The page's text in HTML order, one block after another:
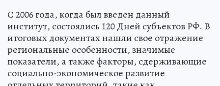
С 2006 года, когда был введен данный
институт, состоялись 120 Дней субъектов РФ. В
итоговых документах нашли свое отражение
региональные особенности, значимые
показатели, а также факторы, сдерживающие
социально-экономическое развитие